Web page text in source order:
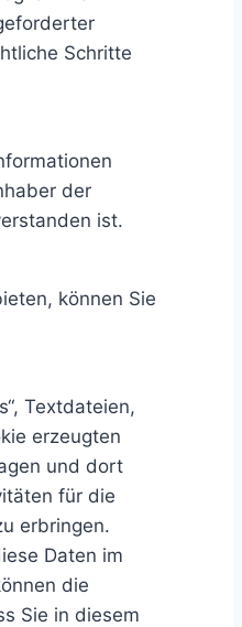
Schritte
der
ist.
können Sie
Textdateien,
erzeugten
und dort
für die
erbringen.
Daten im
die
Sie in diesem